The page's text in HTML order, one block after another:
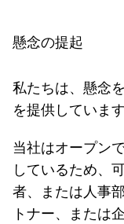
懸念の提起
私たちは、懸念
を提供しています
当社はオープン
しているため、
者、または人事
トナー、または